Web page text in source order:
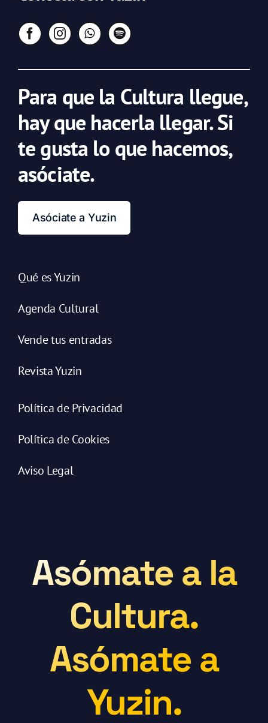
Para que la Cultura llegue,
hay que hacerla llegar. Si
te gusta lo que hacemos,
asóciate.
Asóciate a Yuzin
Qué es Yuzin
Agenda Cultural
Vende tus entradas
Revista Yuzin
Política de Privacidad
Política de Cookies
Aviso Legal
Asómate a la
Cultura.
Asómate a
Yuzin.